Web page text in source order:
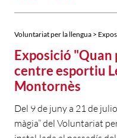
Voluntariat per la llengua >
Exposició "Quan
centre esportiu
Montornès
Del 9 de juny a 21 de
màgia” del Voluntariat